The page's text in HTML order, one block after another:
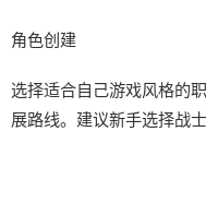
角色创建
选择适合自己游戏风格的
展路线。建议新手选择战